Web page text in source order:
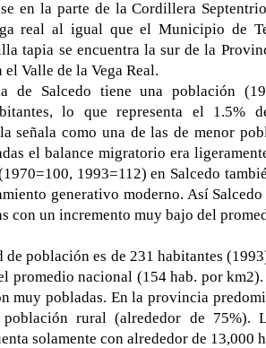
en la parte de la Cordillera
real al igual que el Municipio de
tapia se encuentra la sur de la
el Valle de la Vega Real.
de Salcedo tiene una población
lo que representa el 1.5%
señala como una de las de menor
el balance migratorio era
1993=112) en Salcedo
generativo moderno. Así
con un incremento muy bajo del
de población es de 231 habitantes
promedio nacional (154 hab. por km2).
muy pobladas. En la provincia
población rural (alrededor de 75%).
solamente con alrededor de 13,000